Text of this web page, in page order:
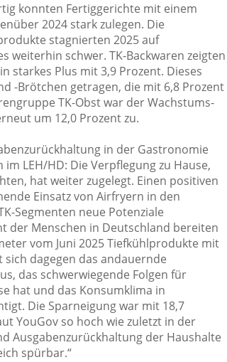
konnten Fertiggerichte mit einem
2024 stark zulegen. Die
stagnierten 2025 auf
weiterhin schwer. TK-Backwaren zeigten
starkes Plus mit 3,9 Prozent. Dieses
-Brötchen getragen, die mit 6,8 Prozent
TK-Obst war der Wachstums-
um 12,0 Prozent zu.
in der Gastronomie
LEH/HD: Die Verpflegung zu Hause,
hat weiter zugelegt. Einen positiven
Einsatz von Airfryern in den
Segmenten neue Potenziale
der Menschen in Deutschland bereiten
vom Juni 2025 Tiefkühlprodukte mit
dagegen das andauernde
das schwerwiegende Folgen für
hat und das Konsumklima in
Die Sparneigung war mit 18,7
YouGov so hoch wie zuletzt in der
Ausgabenzurückhaltung der Haushalte
spürbar.“